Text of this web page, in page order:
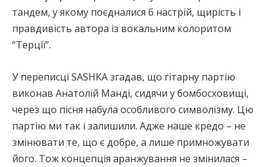
тандем, у якому поєдналися б настрій, щирість і
правдивість автора із вокальним колоритом
“Терції”.
У переписці SASHKA згадав, що гітарну партію
виконав Анатолій Манді, сидячи у бомбосховищі,
через що пісня набула особливого символізму. Цю
партію ми так і залишили. Адже наше кредо – не
змінювати те, що є добре, а лише примножувати
його. Тож концепція аранжування не змінилася –